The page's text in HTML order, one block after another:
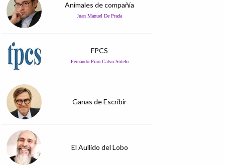
Animales de compañía
Juan Manuel De Prada
FPCS
Fernando Pino Calvo Sotelo
Ganas de Escribir
El Aullido del Lobo